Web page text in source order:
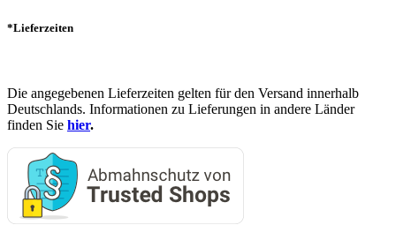
*Lieferzeiten
Die angegebenen Lieferzeiten gelten für den Versand innerhalb
Deutschlands. Informationen zu Lieferungen in andere Länder
finden Sie hier.